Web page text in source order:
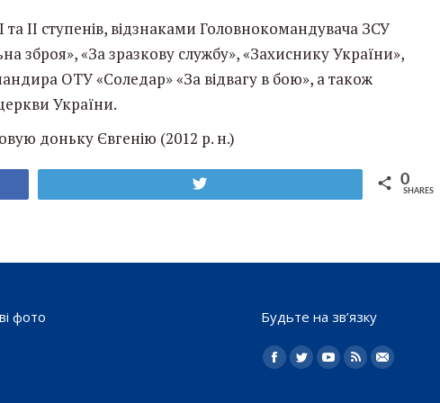
ІІ ступенів, відзнаками Головнокомандувача ЗСУ
зброя», «За зразкову службу», «Захиснику України»,
ОТУ «Соледар» «За відвагу в бою», а також
України.
доньку Євгенію (2012 р. н.)
0
SHARES
фото Будьте на зв’язку
Найдите нас:
Facebook
TwitterYouTube
Rss